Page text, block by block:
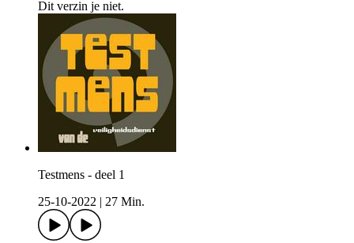
Dit verzin je niet.
Testmens - deel 1
25-10-2022
27 Min.